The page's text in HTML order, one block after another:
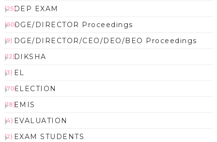
DEP EXAM
(25)
DGE/DIRECTOR Proceedings
(60)
DGE/DIRECTOR/CEO/DEO/BEO Proceedings
(9)
DIKSHA
(12)
EL
(3)
ELECTION
(70)
EMIS
(18)
EVALUATION
(4)
EXAM STUDENTS
(2)